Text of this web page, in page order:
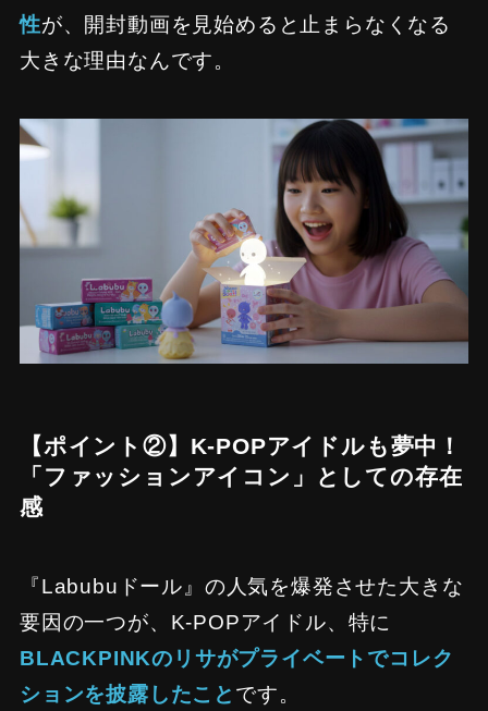
性が、開封動画を見始めると止まらなくなる
大きな理由なんです。
【ポイント②】K-POPアイドルも夢中！
「ファッションアイコン」としての存在
感
『Labubuドール』の人気を爆発させた大きな
要因の一つが、K-POPアイドル、特に
BLACKPINKのリサがプライベートでコレク
ションを披露したこと です。